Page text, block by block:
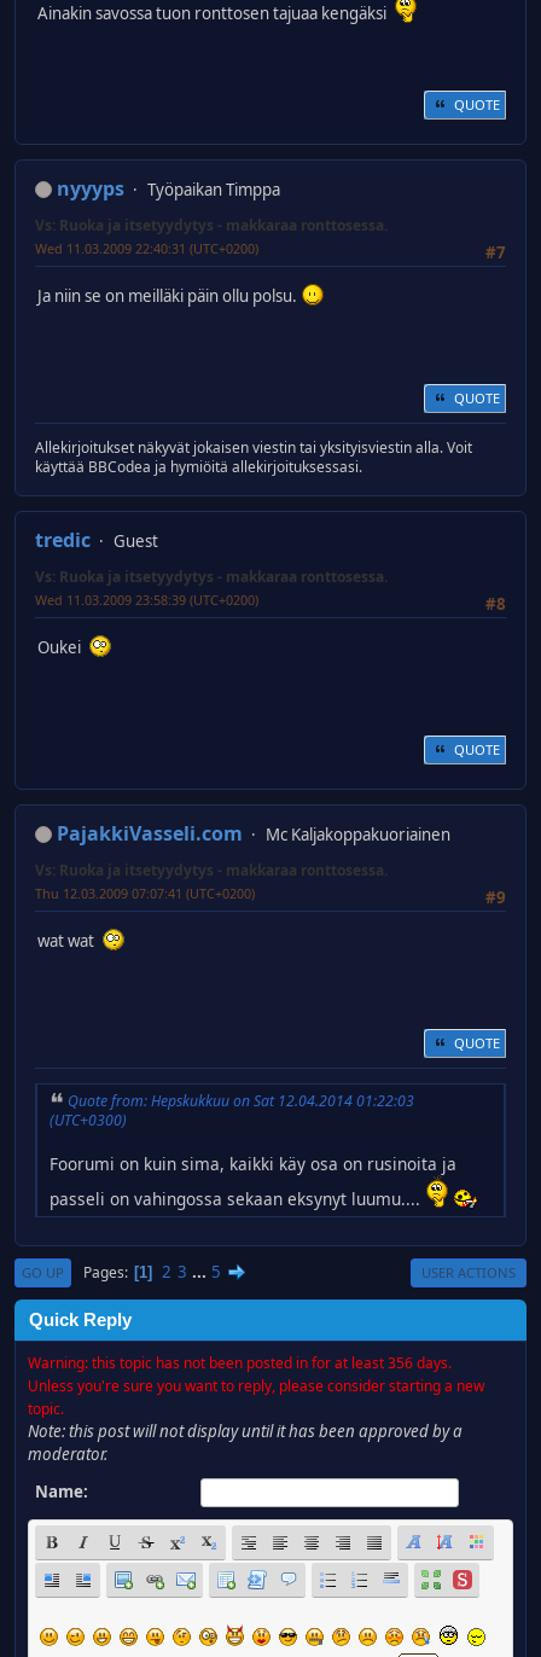
Ainakin savossa tuon ronttosen tajuaa kengäksi
QUOTE
nyyyps Työpaikan Timppa
Vs: Ruoka ja itsetyydytys - makkaraa ronttosessa.
#7
Wed 11.03.2009 22:40:31 (UTC+0200)
Ja niin se on meilläki päin ollu polsu.
QUOTE
Allekirjoitukset näkyvät jokaisen viestin tai yksityisviestin alla. Voit
käyttää BBCodea ja hymiöitä allekirjoituksessasi.
tredic Guest
Vs: Ruoka ja itsetyydytys - makkaraa ronttosessa.
#8
Wed 11.03.2009 23:58:39 (UTC+0200)
Oukei
QUOTE
PajakkiVasseli.com Mc Kaljakoppakuoriainen
Vs: Ruoka ja itsetyydytys - makkaraa ronttosessa.
#9
Thu 12.03.2009 07:07:41 (UTC+0200)
wat wat
QUOTE
Quote from: Hepskukkuu on Sat 12.04.2014 01:22:03
(UTC+0300)
Foorumi on kuin sima, kaikki käy osa on rusinoita ja
passeli on vahingossa sekaan eksynyt luumu....
GO UP Pages 1 2 3 ... 5 USER ACTIONS
Quick Reply
Warning: this topic has not been posted in for at least 356 days.
Unless you're sure you want to reply, please consider starting a new
topic.
Note: this post will not display until it has been approved by a
moderator.
Name: